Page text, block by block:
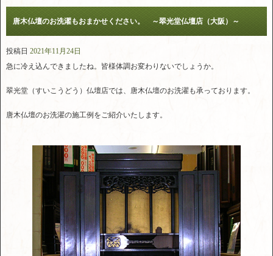
唐木仏壇のお洗濯もおまかせください。 ～翠光堂仏壇店（大阪）～
投稿日 2021年11月24日
急に冷え込んできましたね。皆様体調お変わりないでしょうか。
翠光堂（すいこうどう）仏壇店では、唐木仏壇のお洗濯も承っております。
唐木仏壇のお洗濯の施工例をご紹介いたします。